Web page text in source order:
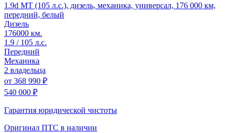
1.9d MT (105 л.с.), дизель, механика, универсал, 176 000 км,
передний, белый
Дизель
176000 км.
1.9 / 105 л.с.
Передний
Механика
2 владельца
от 368 990 ₽
540 000 ₽
Гарантия юридической чистоты
Оригинал ПТС в наличии